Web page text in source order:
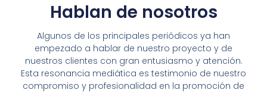
Hablan de nosotros
Algunos de los principales periódicos ya han
empezado a hablar de nuestro proyecto y de
nuestros clientes con gran entusiasmo y atención.
Esta resonancia mediática es testimonio de nuestro
compromiso y profesionalidad en la promoción de